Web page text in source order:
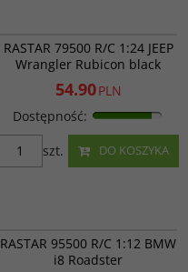
PROMOCJA
RASTAR 79500 R/C 1:24 JEEP
Wrangler Rubicon black
54.90PLN
Dostępność:
DO KOSZYKA
szt.
PROMOCJA
RASTAR 95500 R/C 1:12 BMW
i8 Roadster